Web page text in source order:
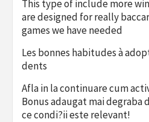
This type of include more
are designed for really
games we have needed
Les bonnes habitudes à
dents
Afla in la continuare cum
Bonus adaugat mai degraba
ce condi?ii este relevant!